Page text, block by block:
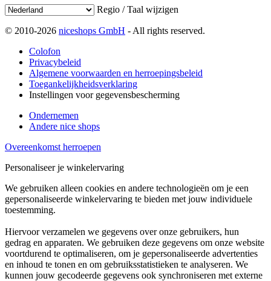
Regio / Taal wijzigen
© 2010-2026 niceshops GmbH - All rights reserved.
Colofon
Privacybeleid
Algemene voorwaarden en herroepingsbeleid
Toegankelijkheidsverklaring
Instellingen voor gegevensbescherming
Ondernemen
Andere nice shops
Overeenkomst herroepen
Personaliseer je winkelervaring
We gebruiken alleen cookies en andere technologieën om je een
gepersonaliseerde winkelervaring te bieden met jouw individuele
toestemming.
Hiervoor verzamelen we gegevens over onze gebruikers, hun
gedrag en apparaten. We gebruiken deze gegevens om onze website
voortdurend te optimaliseren, om je gepersonaliseerde advertenties
en inhoud te tonen en om gebruiksstatistieken te analyseren. We
kunnen jouw gecodeerde gegevens ook synchroniseren met externe